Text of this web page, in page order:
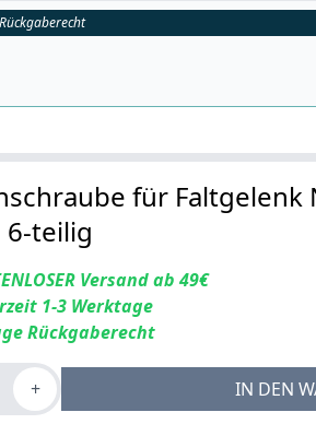
für Faltgelenk
6-teilig
Versand ab 49€
1-3 Werktage
Rückgaberecht
+ IN DEN